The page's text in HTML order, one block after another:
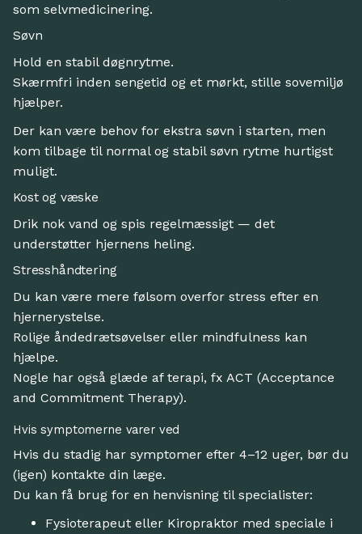
som selvmedicinering.
Søvn
Hold en stabil døgnrytme.
Skærmfri inden sengetid og et mørkt, stille sovemiljø
hjælper.
Der kan være behov for ekstra søvn i starten, men
kom tilbage til normal og stabil søvn rytme hurtigst
muligt.
Kost og væske
Drik nok vand og spis regelmæssigt — det
understøtter hjernens heling.
Stresshåndtering
Du kan være mere følsom overfor stress efter en
hjernerystelse.
Rolige åndedrætsøvelser eller mindfulness kan
hjælpe.
Nogle har også glæde af terapi, fx ACT (Acceptance
and Commitment Therapy).
Hvis symptomerne varer ved
Hvis du stadig har symptomer efter 4–12 uger, bør du
(igen) kontakte din læge.
Du kan få brug for en henvisning til specialister:
Fysioterapeut eller Kiropraktor med speciale i